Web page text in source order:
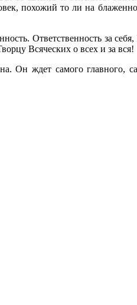
похожий то ли на
Ответственность за
Всяческих о всех и за вся!
Он ждет самого главного,